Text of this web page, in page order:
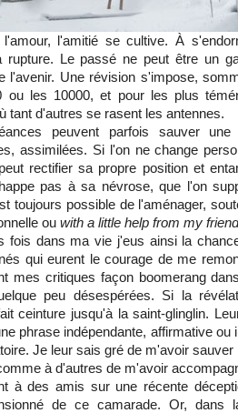
l'amour, l'amitié se cultive. À
rupture. Le passé ne peut être un
l'avenir. Une révision s'impose,
ou les 10000, et pour les plus
tant d'autres se rasent les antennes.
peuvent parfois sauver
assimilées. Si l'on ne change
rectifier sa propre position et
pas à sa névrose, que l'on
toujours possible de l'aménager,
ou with a little help from my
fois dans ma vie j'eus ainsi la
qui eurent le courage de me
mes critiques façon boomerang
peu désespérées. Si la
ceinture jusqu'à la saint-glinglin.
phrase indépendante, affirmative ou
Je leur sais gré de m'avoir
à d'autres de m'avoir
à des amis sur une récente
de ce camarade. Or, dans